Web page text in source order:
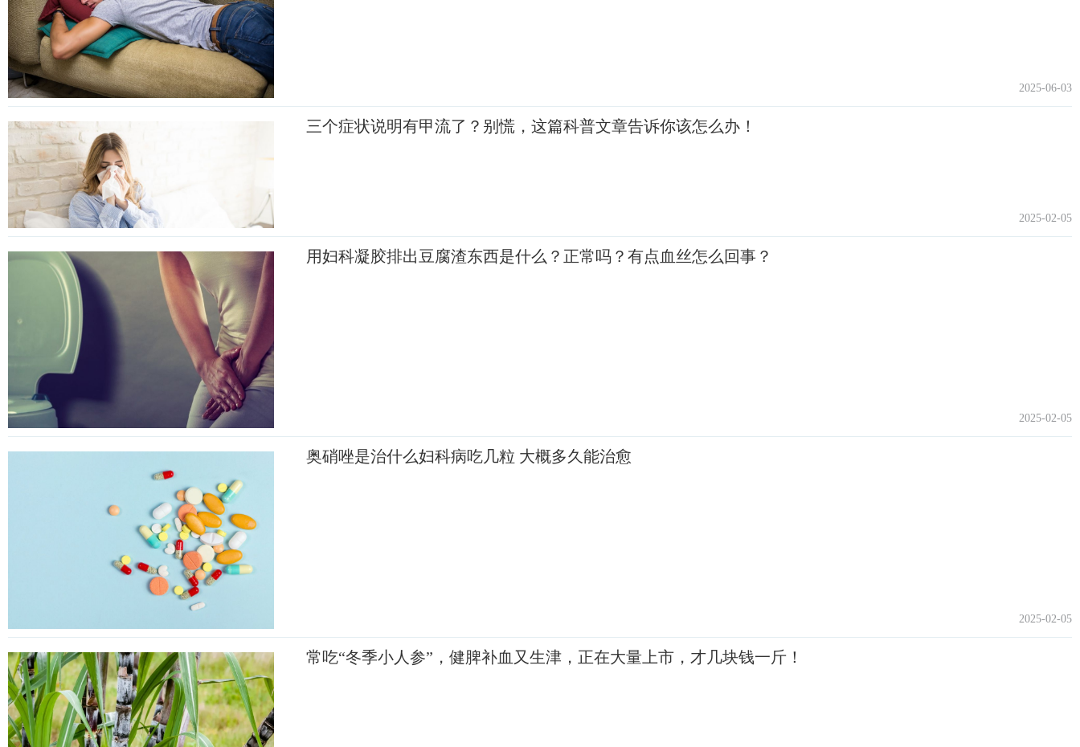
2025-06-03
三个症状说明有甲流了？别慌，这篇科普文章告诉你该怎么办！
2025-02-05
用妇科凝胶排出豆腐渣东西是什么？正常吗？有点血丝怎么回事？
2025-02-05
奥硝唑是治什么妇科病吃几粒 大概多久能治愈
2025-02-05
常吃“冬季小人参”，健脾补血又生津，正在大量上市，才几块钱一斤！